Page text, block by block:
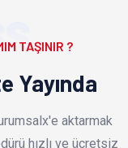
TAŞINIR ?
Yayında
aktarmak
hızlı ve ücretsiz